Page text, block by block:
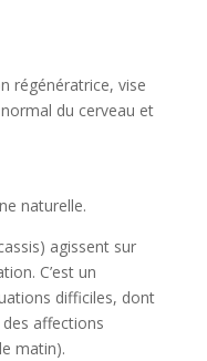
régénératrice, vise
du cerveau et
naturelle.
agissent sur
C’est un
difficiles, dont
affections
matin).